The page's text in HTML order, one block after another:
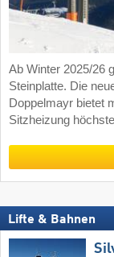
Ab Winter 2025/26
Steinplatte. Die
Doppelmayr bietet
Sitzheizung
Lifte & Bahnen